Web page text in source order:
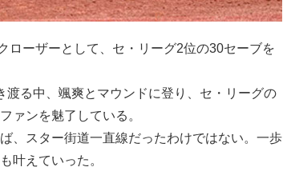
ーザーとして、セ・リーグ2位の30セーブを
る中、颯爽とマウンドに登り、セ・リーグの
ァンを魅了している。
、スター街道一直線だったわけではない。一歩
叶えていった。